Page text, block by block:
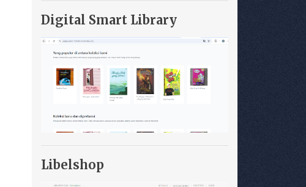
Digital Smart Library
Libelshop